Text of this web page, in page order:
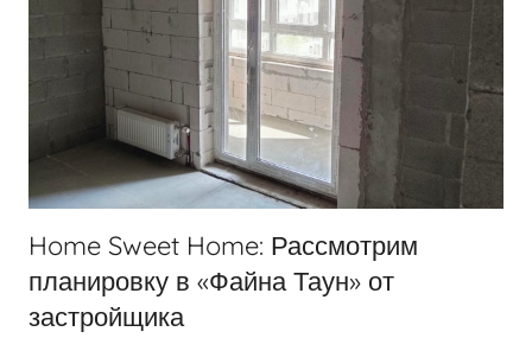
Home Sweet Home: Рассмотрим
планировку в «Файна Таун» от
застройщика